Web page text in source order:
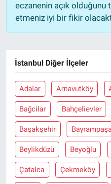
eczanenin açık olduğunu
etmeniz iyi bir fikir
İstanbul Diğer İlçeler
Adalar Arnavutköy
Bağcilar Bahçelievler
Başakşehir
Beylikdüzü Beyoğlu
Çatalca Çekmeköy